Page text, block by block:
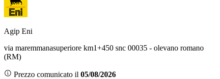
Agip Eni
via maremmanasuperiore km1+450 snc 00035 - olevano romano
(RM)
Prezzo comunicato il 05/08/2026